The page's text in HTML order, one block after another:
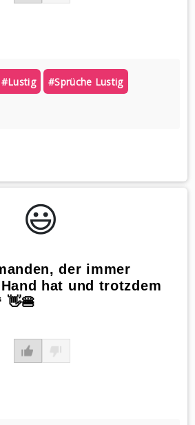
#lustig #sprüche Lustig
😃️
der immer
hat und trotzdem
👋🍔